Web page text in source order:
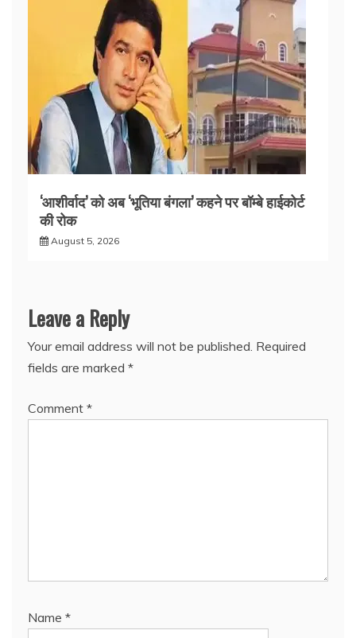
‘आशीर्वाद’ को अब ‘भूतिया बंगला’ कहने पर बॉम्बे हाईकोर्ट
की रोक
August 5, 2026
Leave a Reply
Your email address will not be published. Required
fields are marked *
Comment *
Name *